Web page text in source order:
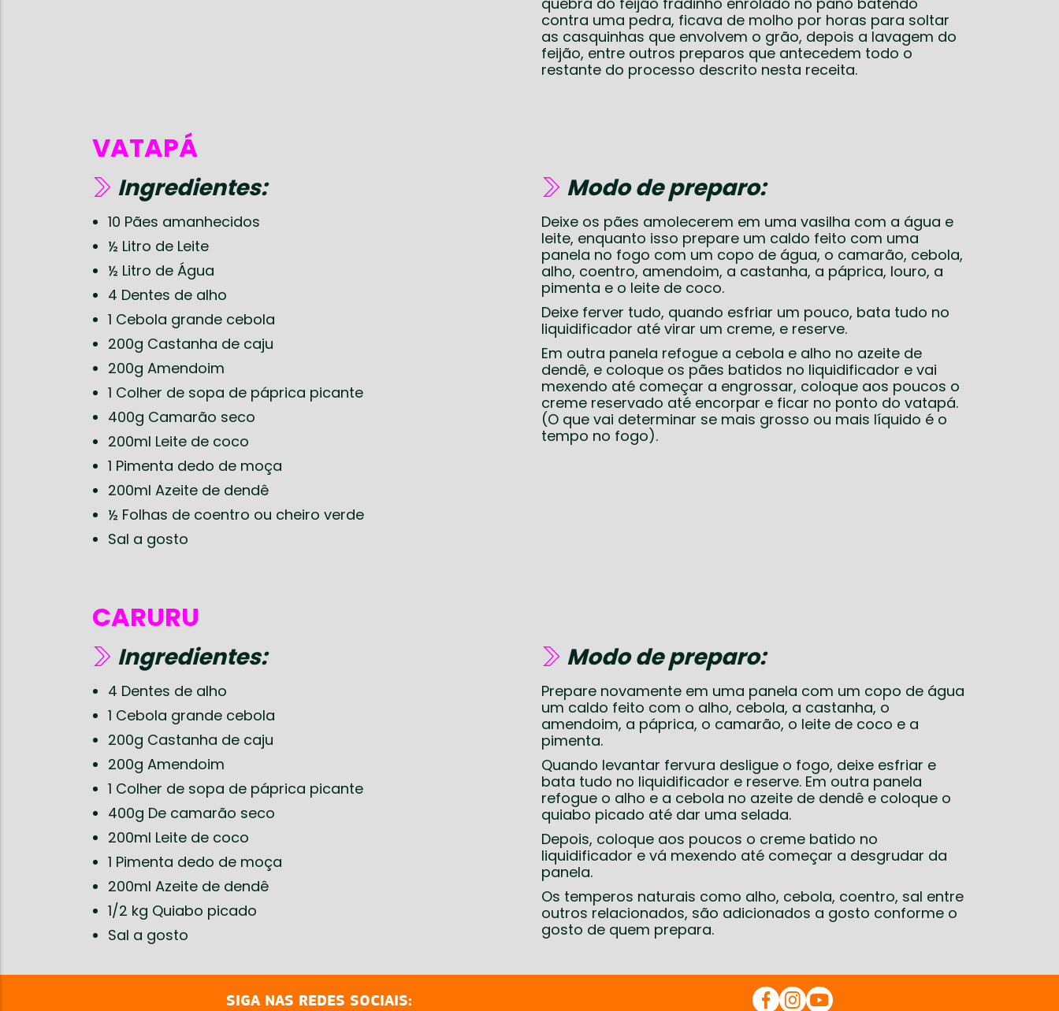
contra uma pedra, ficava de molho por horas para soltar
as casquinhas que envolvem o grão, depois a lavagem do
feijão, entre outros preparos que antecedem todo o
restante do processo descrito nesta receita.
VATAPÁ
Ingredientes:
10 Pães amanhecidos
½ Litro de Leite
½ Litro de Água
4 Dentes de alho
1 Cebola grande cebola
200g Castanha de caju
200g Amendoim
1 Colher de sopa de páprica picante
400g Camarão seco
200ml Leite de coco
1 Pimenta dedo de moça
200ml Azeite de dendê
½ Folhas de coentro ou cheiro verde
Sal a gosto
Modo de preparo:
Deixe os pães amolecerem em uma vasilha com a água e
leite, enquanto isso prepare um caldo feito com uma
panela no fogo com um copo de água, o camarão, cebola,
alho, coentro, amendoim, a castanha, a páprica, louro, a
pimenta e o leite de coco.
Deixe ferver tudo, quando esfriar um pouco, bata tudo no
liquidificador até virar um creme, e reserve.
Em outra panela refogue a cebola e alho no azeite de
dendê, e coloque os pães batidos no liquidificador e vai
mexendo até começar a engrossar, coloque aos poucos o
creme reservado até encorpar e ficar no ponto do vatapá.
(O que vai determinar se mais grosso ou mais líquido é o
tempo no fogo).
CARURU
Ingredientes:
4 Dentes de alho
1 Cebola grande cebola
200g Castanha de caju
200g Amendoim
1 Colher de sopa de páprica picante
400g De camarão seco
200ml Leite de coco
1 Pimenta dedo de moça
200ml Azeite de dendê
1/2 kg Quiabo picado
Sal a gosto
Modo de preparo:
Prepare novamente em uma panela com um copo de água
um caldo feito com o alho, cebola, a castanha, o
amendoim, a páprica, o camarão, o leite de coco e a
pimenta.
Quando levantar fervura desligue o fogo, deixe esfriar e
bata tudo no liquidificador e reserve. Em outra panela
refogue o alho e a cebola no azeite de dendê e coloque o
quiabo picado até dar uma selada.
Depois, coloque aos poucos o creme batido no
liquidificador e vá mexendo até começar a desgrudar da
panela.
Os temperos naturais como alho, cebola, coentro, sal entre
outros relacionados, são adicionados a gosto conforme o
gosto de quem prepara.
SIGA NAS REDES SOCIAIS: